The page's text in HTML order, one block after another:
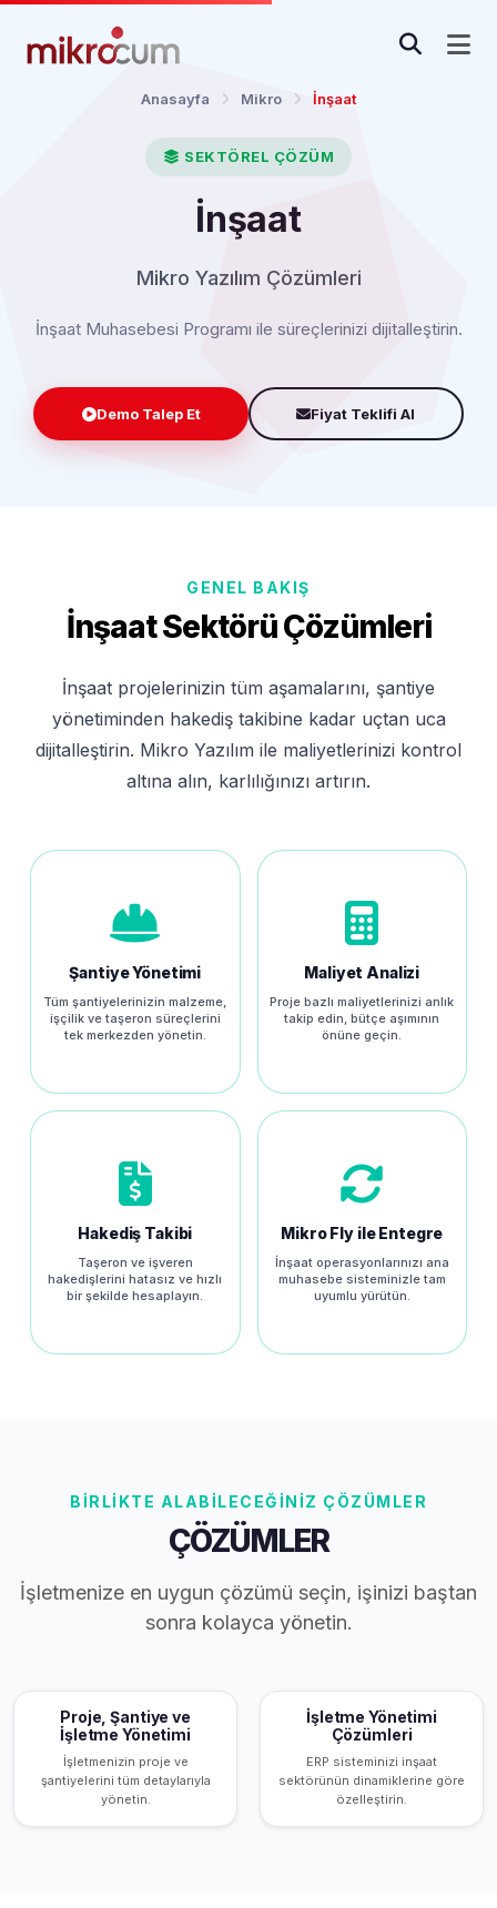
Anasayfa Mikro İnşaat
SEKTÖREL ÇÖZÜM
İnşaat
Mikro Yazılım Çözümleri
İnşaat Muhasebesi Programı ile süreçlerinizi dijitalleştirin.
Demo Talep Et Fiyat Teklifi Al
GENEL BAKIŞ
İnşaat Sektörü Çözümleri
İnşaat projelerinizin tüm aşamalarını, şantiye
yönetiminden hakediş takibine kadar uçtan uca
dijitalleştirin. Mikro Yazılım ile maliyetlerinizi kontrol
altına alın, karlılığınızı artırın.
Şantiye Yönetimi
Tüm şantiyelerinizin malzeme,
işçilik ve taşeron süreçlerini
tek merkezden yönetin.
Maliyet Analizi
Proje bazlı maliyetlerinizi anlık
takip edin, bütçe aşımının
önüne geçin.
Hakediş Takibi
Taşeron ve işveren
hakedişlerini hatasız ve hızlı
bir şekilde hesaplayın.
Mikro Fly ile Entegre
İnşaat operasyonlarınızı ana
muhasebe sisteminizle tam
uyumlu yürütün.
BİRLİKTE ALABİLECEĞİNİZ ÇÖZÜMLER
ÇÖZÜMLER
İşletmenize en uygun çözümü seçin, işinizi baştan
sonra kolayca yönetin.
Proje, Şantiye ve
İşletme Yönetimi
İşletmenizin proje ve
şantiyelerini tüm detaylarıyla
yönetin.
İşletme Yönetimi
Çözümleri
ERP sisteminizi inşaat
sektörünün dinamiklerine göre
özelleştirin.